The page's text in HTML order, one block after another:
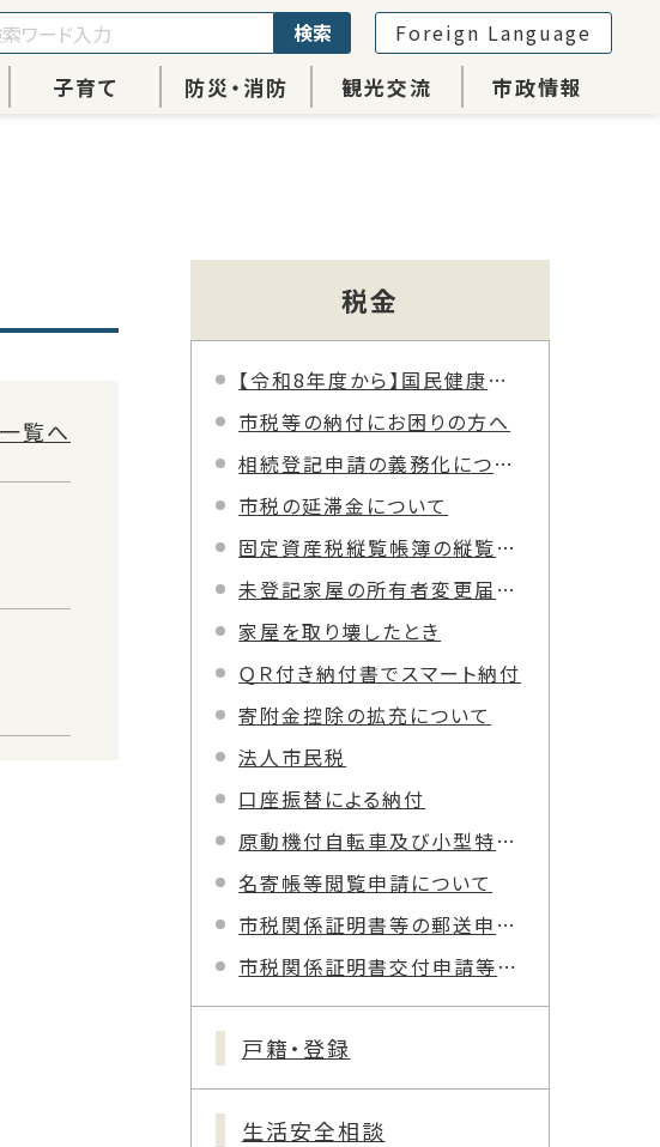
子育て 防災・消防 観光交流 市政情報
検索 Foreign Language
一覧へ
税金
【令和8年度から】国民健康保険税の税率などが変わります
市税等の納付にお困りの方へ
相続登記申請の義務化について
市税の延滞金について
固定資産税縦覧帳簿の縦覧について
未登記家屋の所有者変更届出について
家屋を取り壊したとき
ＱＲ付き納付書でスマート納付
寄附金控除の拡充について
法人市民税
口座振替による納付
原動機付自転車及び小型特殊自動車の臨時運行用標識の交付について
名寄帳等閲覧申請について
市税関係証明書等の郵送申請について
市税関係証明書交付申請等での本人確認
戸籍・登録
生活安全相談